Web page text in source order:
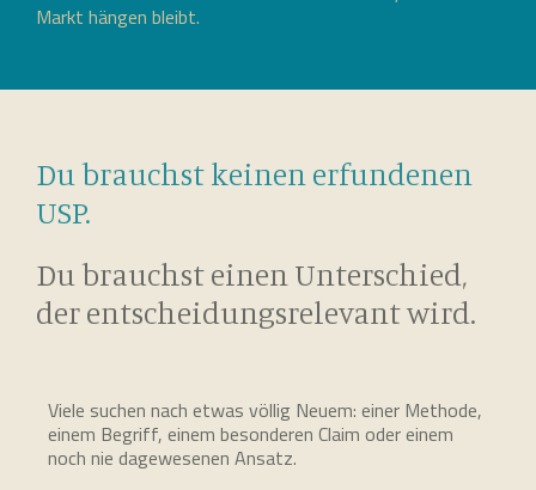
Markt hängen bleibt.
Du brauchst keinen erfundenen
USP.
Du brauchst einen Unterschied,
der entscheidungsrelevant wird.
Viele suchen nach etwas völlig Neuem: einer Methode,
einem Begriff, einem besonderen Claim oder einem
noch nie dagewesenen Ansatz.